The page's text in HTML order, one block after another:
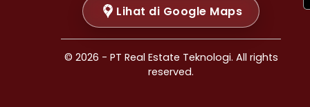
Properti Dijual di Lenteng Agung >
Properti Dijual di Pondok Pinang >
Properti Dijual di Kebayoran Baru >
Properti Dijual di Mampang Prapatan >
Lihat di Google Maps
© 2026 - PT Real Estate Teknologi. All rights
reserved.